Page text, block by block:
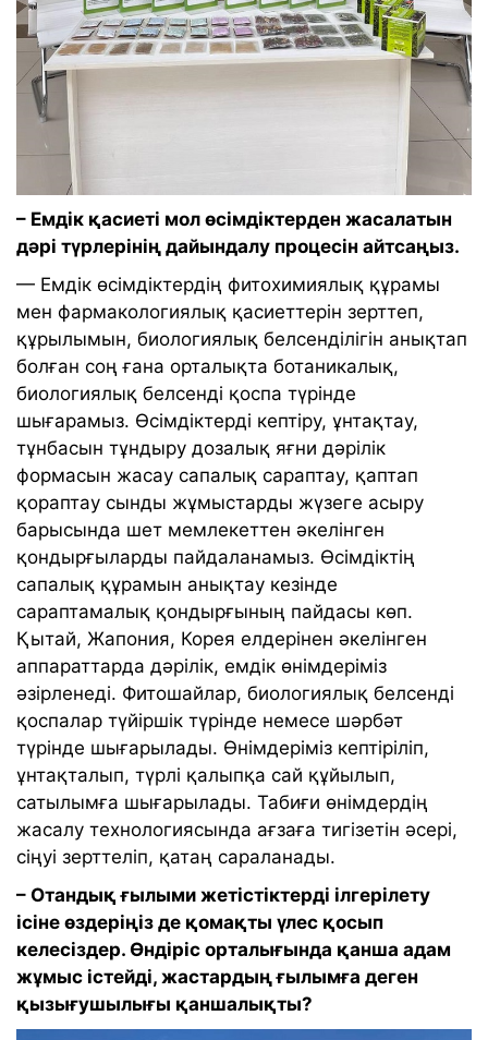
– Емдік қасиеті мол өсімдіктерден жасалатын
дәрі түрлерінің дайындалу процесін айтсаңыз.
— Емдік өсімдіктердің фитохимиялық құрамы
мен фармакологиялық қасиеттерін зерттеп,
құрылымын, биологиялық белсенділігін анықтап
болған соң ғана орталықта ботаникалық,
биологиялық белсенді қоспа түрінде
шығарамыз. Өсімдіктерді кептіру, ұнтақтау,
тұнбасын тұндыру дозалық яғни дәрілік
формасын жасау сапалық сараптау, қаптап
қораптау сынды жұмыстарды жүзеге асыру
барысында шет мемлекеттен әкелінген
қондырғыларды пайдаланамыз. Өсімдіктің
сапалық құрамын анықтау кезінде
сараптамалық қондырғының пайдасы көп.
Қытай, Жапония, Корея елдерінен әкелінген
аппараттарда дәрілік, емдік өнімдеріміз
әзірленеді. Фитошайлар, биологиялық белсенді
қоспалар түйіршік түрінде немесе шәрбәт
түрінде шығарылады. Өнімдеріміз кептіріліп,
ұнтақталып, түрлі қалыпқа сай құйылып,
сатылымға шығарылады. Табиғи өнімдердің
жасалу технологиясында ағзаға тигізетін әсері,
сіңуі зерттеліп, қатаң сараланады.
– Отандық ғылыми жетістіктерді ілгерілету
ісіне өздеріңіз де қомақты үлес қосып
келесіздер. Өндіріс орталығында қанша адам
жұмыс істейді, жастардың ғылымға деген
қызығушылығы қаншалықты?